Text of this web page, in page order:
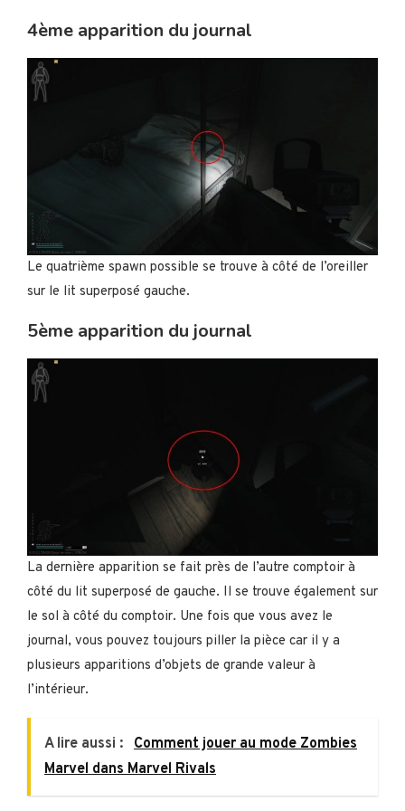
4ème apparition du journal
Le quatrième spawn possible se trouve à côté de l’oreiller
sur le lit superposé gauche.
5ème apparition du journal
La dernière apparition se fait près de l’autre comptoir à
côté du lit superposé de gauche. Il se trouve également sur
le sol à côté du comptoir. Une fois que vous avez le
journal, vous pouvez toujours piller la pièce car il y a
plusieurs apparitions d’objets de grande valeur à
l’intérieur.
A lire aussi : Comment jouer au mode Zombies
Marvel dans Marvel Rivals